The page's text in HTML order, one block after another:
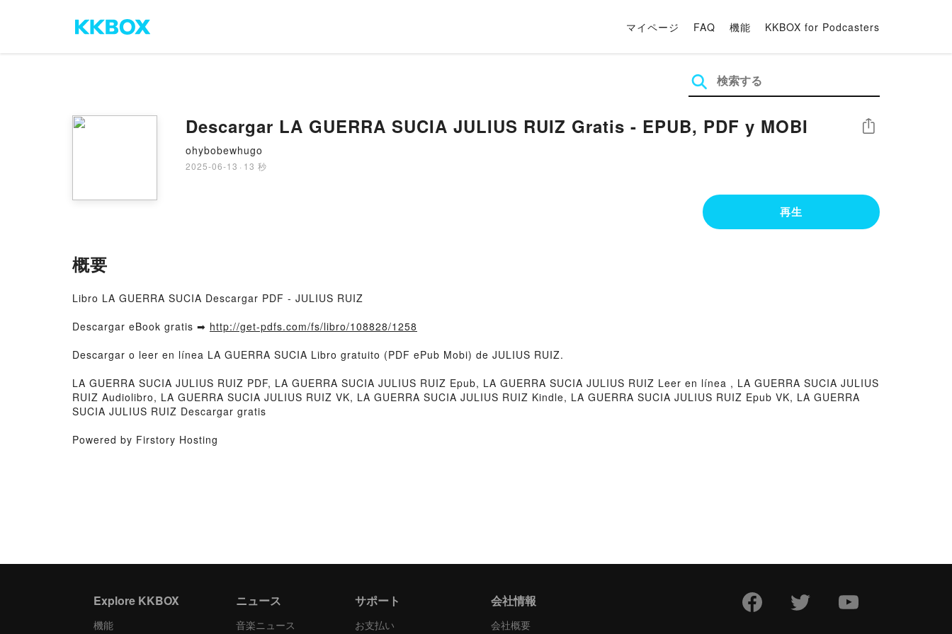
マイページ FAQ 機能 KKBOX for Podcasters
Descargar LA GUERRA SUCIA JULIUS RUIZ Gratis - EPUB, PDF y MOBI
ohybobewhugo
2025-06-13 · 13 秒
シェア
再生
概要
Libro LA GUERRA SUCIA Descargar PDF - JULIUS RUIZ
Descargar eBook gratis ➡ http://get-pdfs.com/fs/libro/108828/1258
Descargar o leer en línea LA GUERRA SUCIA Libro gratuito (PDF ePub Mobi) de JULIUS RUIZ.
LA GUERRA SUCIA JULIUS RUIZ PDF, LA GUERRA SUCIA JULIUS RUIZ Epub, LA GUERRA SUCIA JULIUS RUIZ Leer en línea , LA GUERRA SUCIA JULIUS
RUIZ Audiolibro, LA GUERRA SUCIA JULIUS RUIZ VK, LA GUERRA SUCIA JULIUS RUIZ Kindle, LA GUERRA SUCIA JULIUS RUIZ Epub VK, LA GUERRA
SUCIA JULIUS RUIZ Descargar gratis
Powered by Firstory Hosting
Explore KKBOX
機能
ニュース
音楽ニュース
サポート
お支払い
会社情報
会社概要